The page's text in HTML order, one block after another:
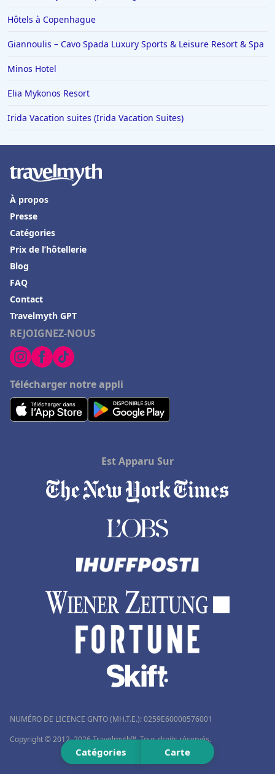
Hôtels à Soustons
Hôtels au Maroc
Hôtels à Majorque
Hôtels à Moissy-Cramayel
Hôtels à Mende
Hôtels à Mulhouse
Hôtels à Neuilly-Plaisance
Hôtels au lac de Genève
Hôtels à Liège
Hôtels à Hollywood
Hôtels à Mandelieu La Napoule
Hôtels en Belgique
Hôtels à Erbalunga
Catégories Carte
Hôtels à Copenhague
Giannoulis – Cavo Spada Luxury Sports & Leisure Resort & Spa
Minos Hotel
Elia Mykonos Resort
Irida Vacation suites (Irida Vacation Suites)
REJOIGNEZ-NOUS
Télécharger notre appli
À propos
Presse
Catégories
Prix de l’hôtellerie
Blog
FAQ
Contact
Travelmyth GPT
Est Apparu Sur
NUMÉRO DE LICENCE GNTO (MH.T.E.): 0259Ε60000576001
Copyright © 2012–2026 Travelmyth™. Tous droits réservés.